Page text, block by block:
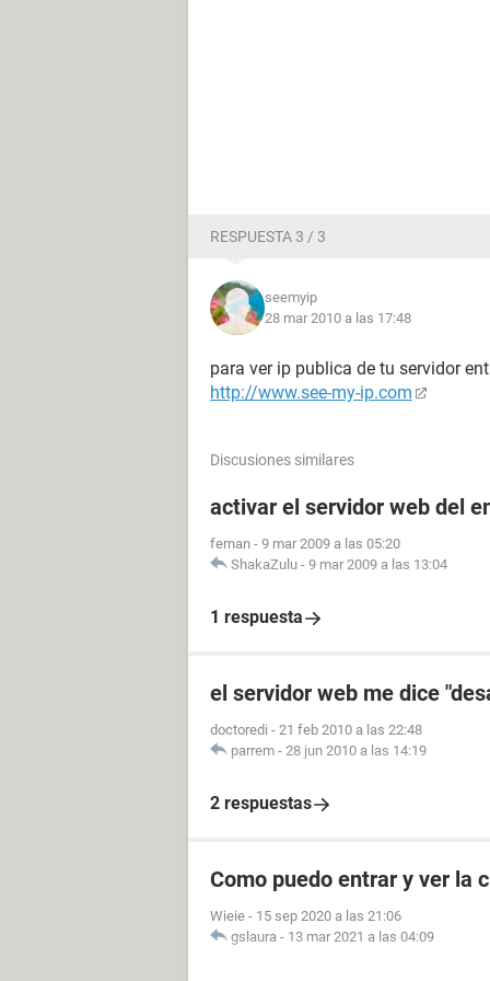
RESPUESTA 3 / 3
seemyip
28 mar 2010 a las 17:48
para ver ip publica de tu servidor
http://www.see-my-ip.com
Discusiones similares
activar el servidor web del
fernan - 9 mar 2009 a las 05:20
ShakaZulu - 9 mar 2009 a las 13:04
1 respuesta
el servidor web me dice
doctoredi - 21 feb 2010 a las 22:48
parrem - 28 jun 2010 a las 14:19
2 respuestas
Como puedo entrar y ver la
Wieie - 15 sep 2020 a las 21:06
gslaura - 13 mar 2021 a las 04:09